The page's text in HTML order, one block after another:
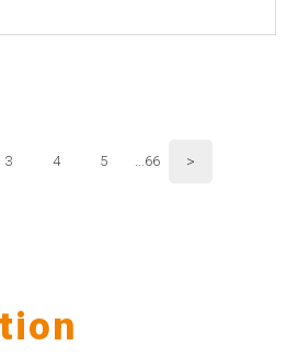
3 4 5 ...66 >